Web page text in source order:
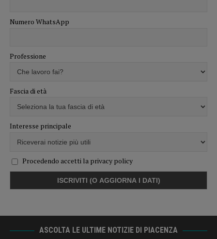
Numero WhatsApp
Professione
Fascia di età
Interesse principale
Procedendo accetti la privacy policy
ASCOLTA LE ULTIME NOTIZIE DI PIACENZA